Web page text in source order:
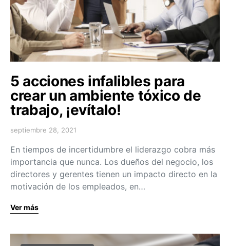
5 acciones infalibles para
crear un ambiente tóxico de
trabajo, ¡evítalo!
septiembre 28, 2021
En tiempos de incertidumbre el liderazgo cobra más
importancia que nunca. Los dueños del negocio, los
directores y gerentes tienen un impacto directo en la
motivación de los empleados, en…
Ver más